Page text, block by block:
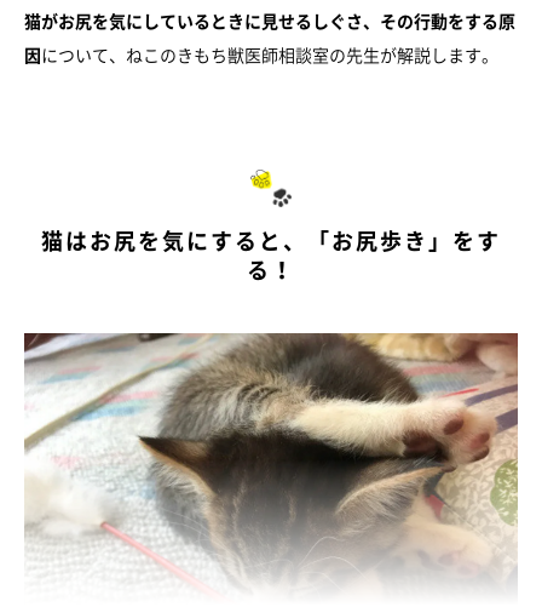
猫がお尻を気にしているときに見せるしぐさ、その行動をする原
因について、ねこのきもち獣医師相談室の先生が解説します。
猫はお尻を気にすると、「お尻歩き」をす
る！